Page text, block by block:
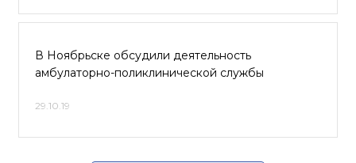
В Ноябрьске обсудили деятельность
амбулаторно-поликлинической службы
29.10.19